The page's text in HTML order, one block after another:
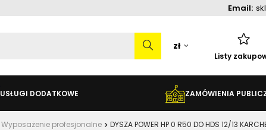
Email:
zł
Listy
USŁUGI DODATKOWE ZAMÓWIENIA
Wyposażenie profesjonalne DYSZA POWER HP 0 R50 DO HDS 12/13